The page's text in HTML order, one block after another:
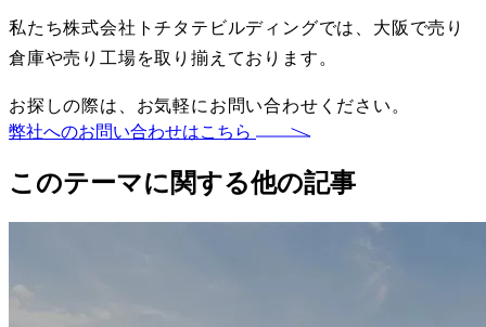
私たち株式会社トチタテビルディングでは、大阪で売り
倉庫や売り工場を取り揃えております。
お探しの際は、お気軽にお問い合わせください。
弊社へのお問い合わせはこちら
このテーマに関する他の記事